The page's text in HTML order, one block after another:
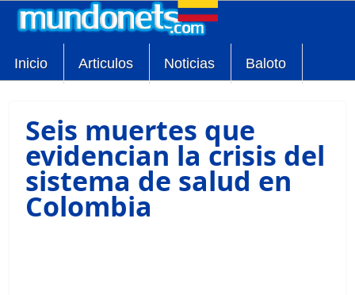
Inicio Articulos Noticias Baloto
Seis muertes que
evidencian la crisis del
sistema de salud en
Colombia